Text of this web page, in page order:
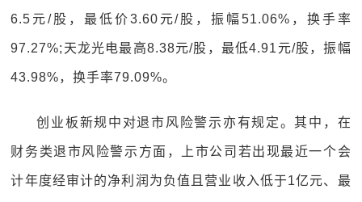
6.5元/股，最低价3.60元/股，振幅51.06%，换手率
97.27%;天龙光电最高8.38元/股，最低4.91元/股，振幅
43.98%，换手率79.09%。
创业板新规中对退市风险警示亦有规定。其中，在
财务类退市风险警示方面，上市公司若出现最近一个会
计年度经审计的净利润为负值且营业收入低于1亿元、最